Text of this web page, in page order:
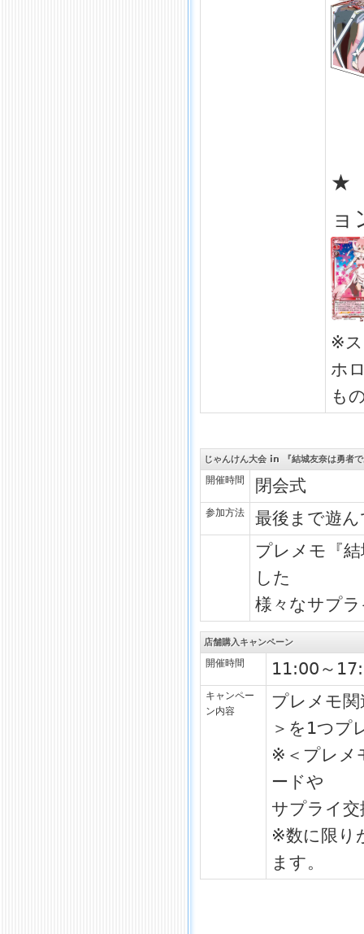
★
ョ
※ス
ホ
も
じゃんけん大会 in 『結城友奈は勇者
開催時間 閉会式
参加方法
最後まで遊
プレメモ『
した
様々なサプ
店舗購入キャンペーン
開催時間 11:00～
キャンペー
ン内容
プレメモ
＞を1つプ
※＜プレメ
ードや
サプライ
※数に限り
ます。